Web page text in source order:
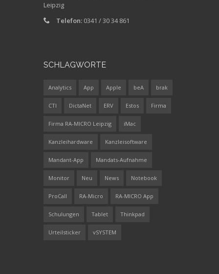
Leipzig
Telefon: 0341 / 30 34 861
SCHLAGWORTE
Analytics App Apple beA brak
CTI DictaNet ERV Estos Firma
Firma RA-MICRO Leipzig iMac
Kanzleihardware Kanzleisoftware
Mandant-App Mandats-Aufnahme
Monitor Neu News Notebook
ProCall RA-Micro RA-MICRO App
Schulungen Tablet Thinkpad
Urteilsticker vSYSTEM